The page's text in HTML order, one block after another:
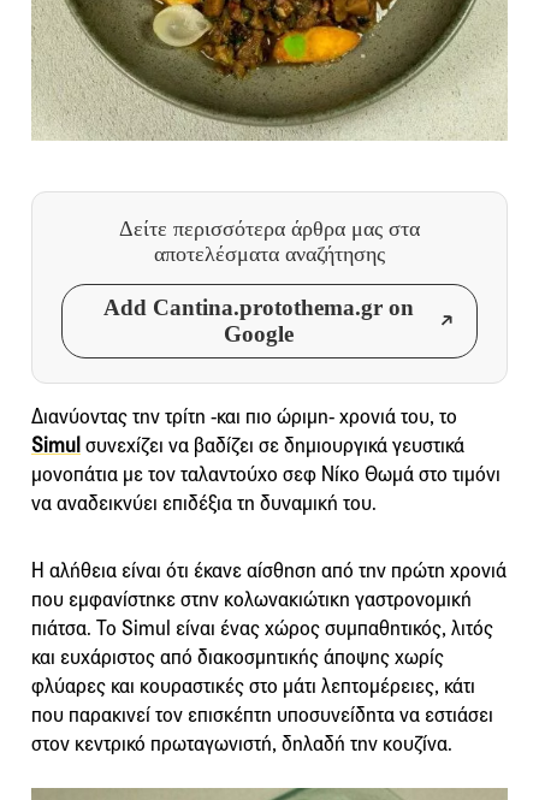
Δείτε περισσότερα άρθρα μας στα
αποτελέσματα αναζήτησης
Add Cantina.protothema.gr on
Google
Διανύοντας την τρίτη -και πιο ώριμη- χρονιά του, το
Simul συνεχίζει να βαδίζει σε δημιουργικά γευστικά
μονοπάτια με τον ταλαντούχο σεφ Νίκο Θωμά στο τιμόνι
να αναδεικνύει επιδέξια τη δυναμική του.
Η αλήθεια είναι ότι έκανε αίσθηση από την πρώτη χρονιά
που εμφανίστηκε στην κολωνακιώτικη γαστρονομική
πιάτσα. Το Simul είναι ένας χώρος συμπαθητικός, λιτός
και ευχάριστος από διακοσμητικής άποψης χωρίς
φλύαρες και κουραστικές στο μάτι λεπτομέρειες, κάτι
που παρακινεί τον επισκέπτη υποσυνείδητα να εστιάσει
στον κεντρικό πρωταγωνιστή, δηλαδή την κουζίνα.